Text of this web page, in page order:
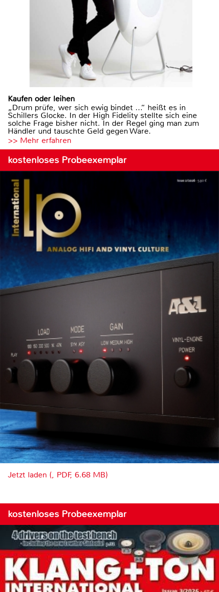
Kaufen oder leihen
„Drum prüfe, wer sich ewig bindet ...“ heißt es in
Schillers Glocke. In der High Fidelity stellte sich eine
solche Frage bisher nicht. In der Regel ging man zum
Händler und tauschte Geld gegen Ware.
>> Mehr erfahren
kostenloses Probeexemplar
Jetzt laden (, PDF, 6.68 MB)
kostenloses Probeexemplar